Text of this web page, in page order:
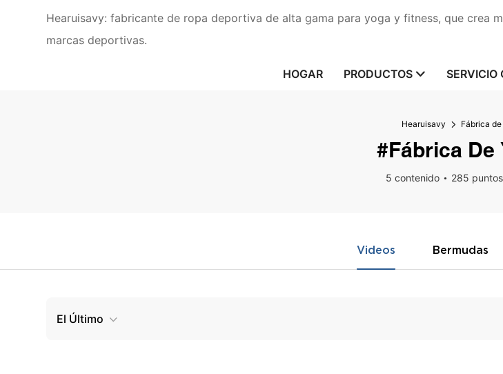
Hearuisavy: fabricante de ropa deportiva de alta gama para yoga y fitness, que crea
marcas deportivas.
HOGAR PRODUCTOS SERVICIO
Hearuisavy Fábrica
#Fábrica De
5 contenido 285
Videos Bermudas
El Último